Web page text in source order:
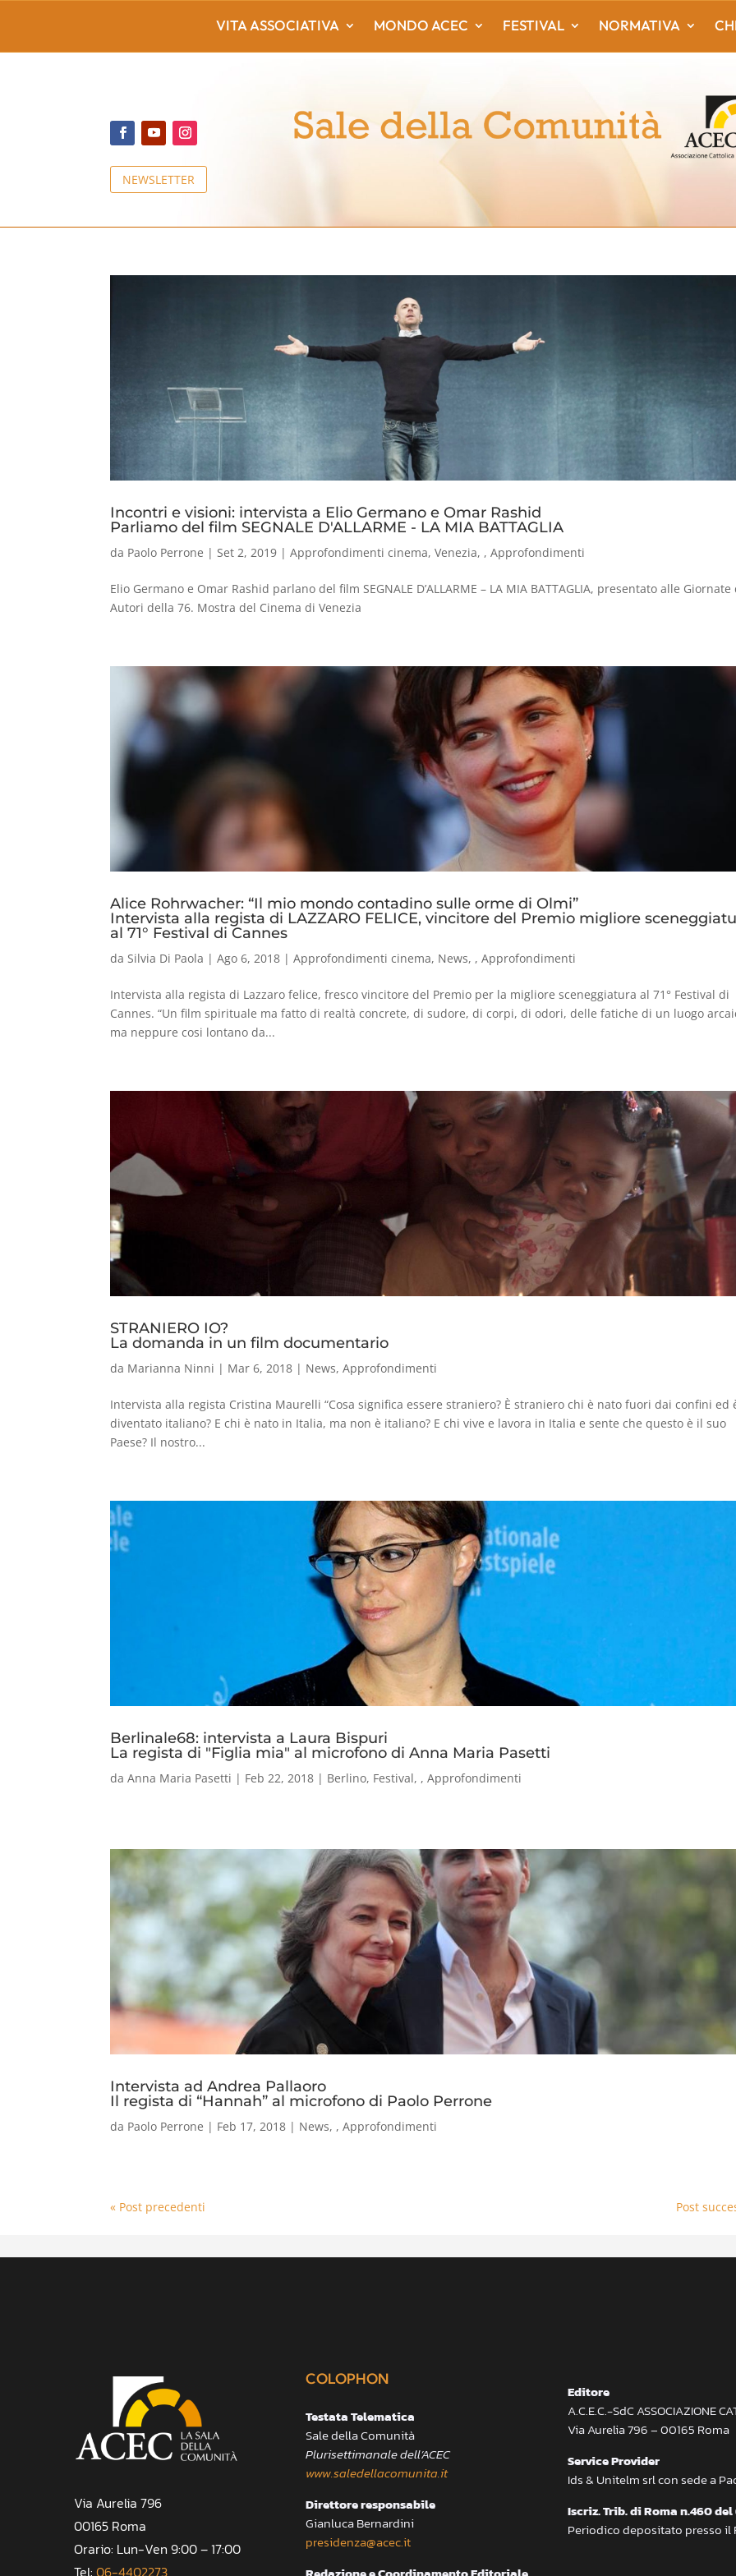
NEWSLETTER
VITA ASSOCIATIVA MONDO ACEC FESTIVAL NORMATIVA
Incontri e visioni: intervista a Elio Germano e Omar Rashid
Parliamo del film SEGNALE D'ALLARME - LA MIA BATTAGLIA
da Paolo Perrone | Set 2, 2019 |Approfondimenti cinema,Venezia, ,Approfondimenti
Elio Germano e Omar Rashid parlano del film SEGNALE D’ALLARME – LA MIA BATTAGLIA, presentato alle
Autori della 76. Mostra del Cinema di Venezia
Alice Rohrwacher: “Il mio mondo contadino sulle orme di Olmi”
Intervista alla regista di LAZZARO FELICE, vincitore del Premio migliore
al 71° Festival di Cannes
da Silvia Di Paola |Ago 6, 2018 |Approfondimenti cinema, News, ,Approfondimenti
Intervista alla regista di Lazzaro felice, fresco vincitore del Premio per la migliore sceneggiatura al 71° Festival di
Cannes. “Un film spirituale ma fatto di realtà concrete, di sudore, di corpi, di odori, delle fatiche di un luogo
ma neppure cosi lontano da...
STRANIERO IO?
La domanda in un film documentario
da Marianna Ninni | Mar 6, 2018 | News,Approfondimenti
Intervista alla regista Cristina Maurelli “Cosa significa essere straniero? È straniero chi è nato fuori dai confini ed
diventato italiano? E chi è nato in Italia, ma non è italiano? E chi vive e lavora in Italia e sente che questo è il suo
Paese? Il nostro...
Berlinale68: intervista a Laura Bispuri
La regista di "Figlia mia" al microfono di Anna Maria Pasetti
daAnna Maria Pasetti | Feb 22, 2018 | Berlino, Festival, ,Approfondimenti
Intervista ad Andrea Pallaoro
Il regista di “Hannah” al microfono di Paolo Perrone
da Paolo Perrone | Feb 17, 2018 | News, ,Approfondimenti
« Post precedenti Post
Via Aurelia 796
00165 Roma
Orario: Lun-Ven 9:00 – 17:00
COLOPHON
Testata Telematica
Sale della Comunità
Plurisettimanale dell’ACEC
www.saledellacomunita.it
Direttore responsabile
Gianluca Bernardini
presidenza@acec.it
Editore
A.C.E.C.-SdC ASSOCIAZIONE
Via Aurelia 796 – 00165 Roma
Service Provider
Ids & Unitelm srl con sede a
Iscriz. Trib. di Roma n.460
Periodico depositato presso il